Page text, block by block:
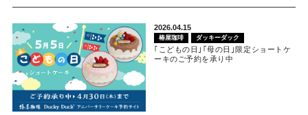
2026.04.15
椿屋珈琲 ダッキーダック
｢こどもの日｣｢母の日｣限定ショートケ
ーキのご予約を承り中